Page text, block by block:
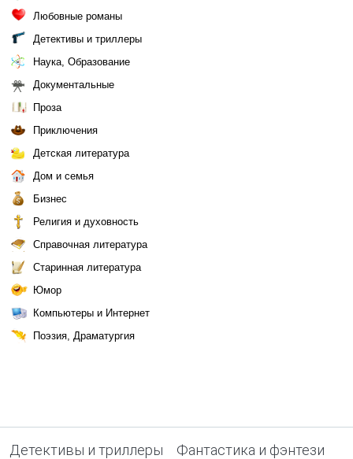
Любовные романы
Детективы и триллеры
Наука, Образование
Документальные
Проза
Приключения
Детская литература
Дом и семья
Бизнес
Религия и духовность
Справочная литература
Старинная литература
Юмор
Компьютеры и Интернет
Поэзия, Драматургия
Детективы и триллеры Фантастика и фэнтези